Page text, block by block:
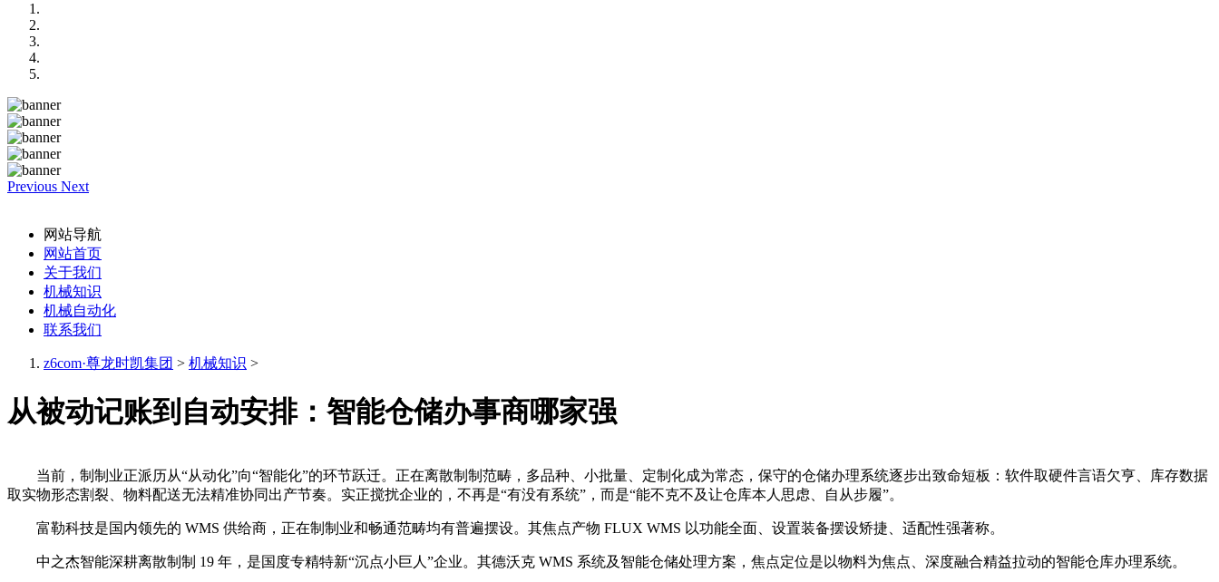
Previous Next
网站导航
网站首页
关于我们
机械知识
机械自动化
联系我们
z6com·尊龙时凯集团 > 机械知识 >
从被动记账到自动安排：智能仓储办事商哪家强
当前，制制业正派历从“从动化”向“智能化”的环节跃迁。正在离散制制范畴，多品种、小批量、定制化成为常态，保守的仓储办理系统逐步出致命短板：软件取硬件言语欠亨、库存数据
取实物形态割裂、物料配送无法精准协同出产节奏。实正搅扰企业的，不再是“有没有系统”，而是“能不克不及让仓库本人思虑、自从步履”。
富勒科技是国内领先的 WMS 供给商，正在制制业和畅通范畴均有普遍摆设。其焦点产物 FLUX WMS 以功能全面、设置装备摆设矫捷、适配性强著称。
中之杰智能深耕离散制制 19 年，是国度专精特新“沉点小巨人”企业。其德沃克 WMS 系统及智能仓储处理方案，焦点定位是以物料为焦点、深度融合精益拉动的智能仓库办理系统。